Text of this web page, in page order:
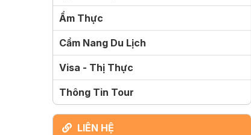
Ẩm Thực
Cẩm Nang Du Lịch
Visa - Thị Thực
Thông Tin Tour
LIÊN HỆ